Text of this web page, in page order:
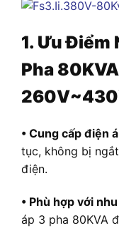
1. Ưu Điểm
Pha
• Cung cấp điện
tục, không bị
điện.
• Phù hợp với
áp 3 pha 80KVA